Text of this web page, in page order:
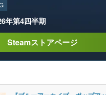
年第4四半期
Steamストアページ